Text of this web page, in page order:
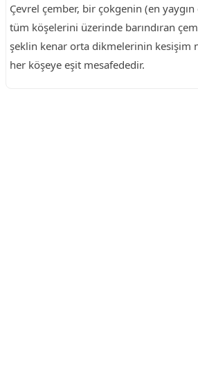
Çevrel çember, bir çokgenin (en
tüm köşelerini üzerinde barındıran
şeklin kenar orta dikmelerinin kesişim
her köşeye eşit mesafededir.